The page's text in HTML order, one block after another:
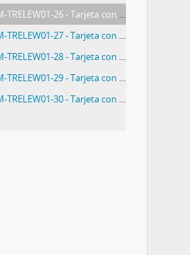
con reproducción de declaración de las Fuerzas Argentinas de Libreación "Che Guevara"
27 - Tarjeta con reproducción de volante de la Juventud Guevarista
- Tarjeta con reproducción de fragmentos de la Declaración de Montoneros
29 - Tarjeta con reproducción de afiche de calle
30 - Tarjeta con reproducción de volante de los CPL